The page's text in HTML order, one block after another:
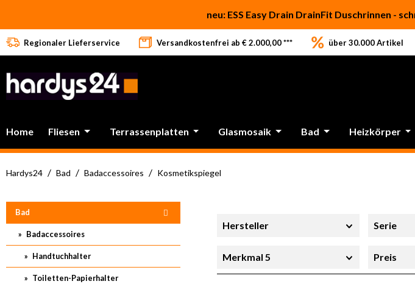
neu: ESS Easy Drain DrainFit Duschrinnen -
Regionaler Lieferservice Versandkostenfrei ab € 2.000,00 *** über 30.000 Artikel
Home Fliesen Terrassenplatten Glasmosaik Bad Heizkörper
Hardys24 / Bad / Badaccessoires / Kosmetikspiegel
Bad
Badaccessoires
Handtuchhalter
Toiletten-Papierhalter
Hersteller Serie
Merkmal 5 Preis